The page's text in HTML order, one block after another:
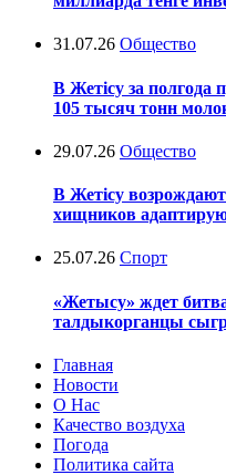
31.07.26 Общество
В Жетісу за полгода
105 тысяч тонн
29.07.26 Общество
В Жетісу
хищников
25.07.26 Спорт
«Жетысу» ждет
талдыкорганцы
Главная
Новости
О Нас
Качество воздуха
Погода
Политика сайта